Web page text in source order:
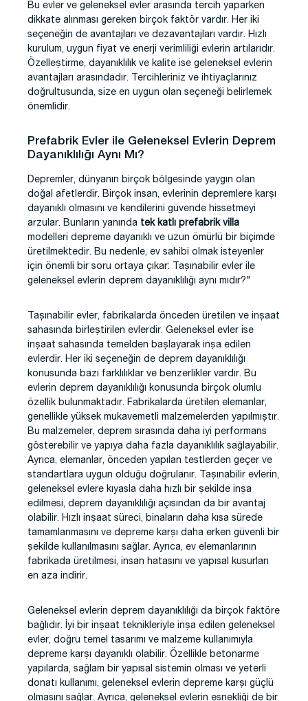
Bu evler ve geleneksel evler arasında tercih yaparken
dikkate alınması gereken birçok faktör vardır. Her iki
seçeneğin de avantajları ve dezavantajları vardır. Hızlı
kurulum, uygun fiyat ve enerji verimliliği evlerin artılarıdır.
Özelleştirme, dayanıklılık ve kalite ise geleneksel evlerin
avantajları arasındadır. Tercihleriniz ve ihtiyaçlarınız
doğrultusunda, size en uygun olan seçeneği belirlemek
önemlidir.
Prefabrik Evler ile Geleneksel Evlerin Deprem
Dayanıklılığı Aynı Mı?
Depremler, dünyanın birçok bölgesinde yaygın olan
doğal afetlerdir. Birçok insan, evlerinin depremlere karşı
dayanıklı olmasını ve kendilerini güvende hissetmeyi
arzular. Bunların yanında tek katlı prefabrik villa
modelleri depreme dayanıklı ve uzun ömürlü bir biçimde
üretilmektedir. Bu nedenle, ev sahibi olmak isteyenler
için önemli bir soru ortaya çıkar: Taşınabilir evler ile
geleneksel evlerin deprem dayanıklılığı aynı mıdır?"
Taşınabilir evler, fabrikalarda önceden üretilen ve inşaat
sahasında birleştirilen evlerdir. Geleneksel evler ise
inşaat sahasında temelden başlayarak inşa edilen
evlerdir. Her iki seçeneğin de deprem dayanıklılığı
konusunda bazı farklılıklar ve benzerlikler vardır. Bu
evlerin deprem dayanıklılığı konusunda birçok olumlu
özellik bulunmaktadır. Fabrikalarda üretilen elemanlar,
genellikle yüksek mukavemetli malzemelerden yapılmıştır.
Bu malzemeler, deprem sırasında daha iyi performans
gösterebilir ve yapıya daha fazla dayanıklılık sağlayabilir.
Ayrıca, elemanlar, önceden yapılan testlerden geçer ve
standartlara uygun olduğu doğrulanır. Taşınabilir evlerin,
geleneksel evlere kıyasla daha hızlı bir şekilde inşa
edilmesi, deprem dayanıklılığı açısından da bir avantaj
olabilir. Hızlı inşaat süreci, binaların daha kısa sürede
tamamlanmasını ve depreme karşı daha erken güvenli bir
şekilde kullanılmasını sağlar. Ayrıca, ev elemanlarının
fabrikada üretilmesi, insan hatasını ve yapısal kusurları
en aza indirir.
Geleneksel evlerin deprem dayanıklılığı da birçok faktöre
bağlıdır. İyi bir inşaat teknikleriyle inşa edilen geleneksel
evler, doğru temel tasarımı ve malzeme kullanımıyla
depreme karşı dayanıklı olabilir. Özellikle betonarme
yapılarda, sağlam bir yapısal sistemin olması ve yeterli
donatı kullanımı, geleneksel evlerin depreme karşı güçlü
olmasını sağlar. Ayrıca, geleneksel evlerin esnekliği de bir